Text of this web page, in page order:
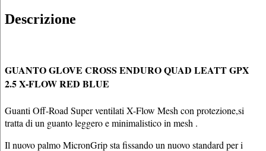
Descrizione
GUANTO GLOVE CROSS ENDURO QUAD LEATT GPX
2.5 X-FLOW RED BLUE
Guanti Off-Road Super ventilati X-Flow Mesh con protezione,si
tratta di un guanto leggero e minimalistico in mesh .
Il nuovo palmo MicronGrip sta fissando un nuovo standard per i